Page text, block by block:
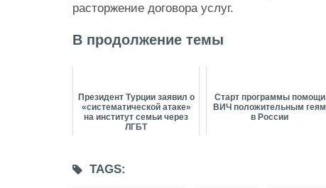
расторжение договора услуг.
В продолжение темы
Президент Турции заявил о
«систематической атаке»
на институт семьи через
ЛГБТ
Старт программы помощи
ВИЧ положительным геям
в России
TAGS: